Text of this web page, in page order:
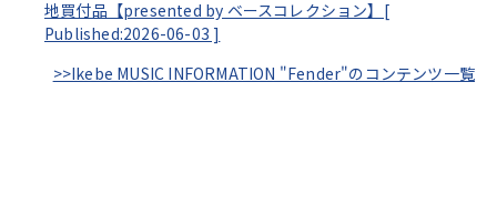
地買付品【presented by ベースコレクション】[
Published:2026-06-03 ]
>>Ikebe MUSIC INFORMATION "Fender"のコンテンツ一覧